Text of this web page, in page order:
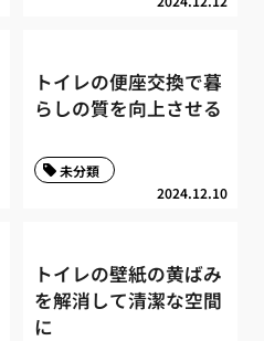
トイレの便座交換で暮
らしの質を向上させる
2024.12.10
未分類
トイレの壁紙の黄ばみ
を解消して清潔な空間
に